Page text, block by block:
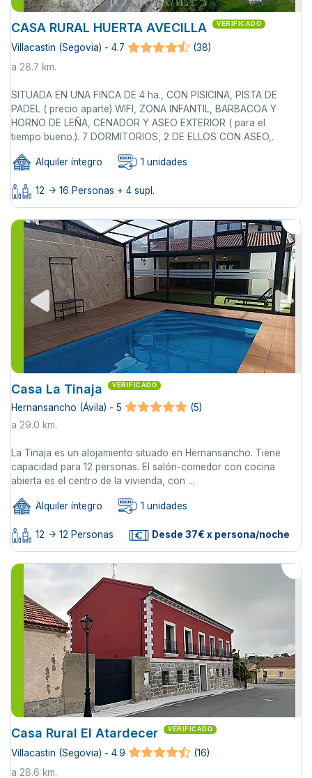
CASA RURAL HUERTA AVECILLA VERIFICADO
Villacastin (Segovia) - 4.7
(38)
a 28.7 km.
SITUADA EN UNA FINCA DE 4 ha., CON PISICINA, PISTA DE
PADEL ( precio aparte) WIFI, ZONA INFANTIL, BARBACOA Y
HORNO DE LEÑA, CENADOR Y ASEO EXTERIOR ( para el
tiempo bueno.). 7 DORMITORIOS, 2 DE ELLOS CON ASEO,.
Alquiler íntegro 1 unidades
12 -> 16 Personas + 4 supl.
Casa La Tinaja VERIFICADO
Hernansancho (Ávila) - 5
(5)
a 29.0 km.
La Tinaja es un alojamiento situado en Hernansancho. Tiene
capacidad para 12 personas. El salón-comedor con cocina
abierta es el centro de la vivienda, con ...
Alquiler íntegro 1 unidades
12 -> 12 Personas Desde 37€ x persona/noche
Casa Rural El Atardecer VERIFICADO
Villacastin (Segovia) - 4.9
(16)
a 28.6 km.